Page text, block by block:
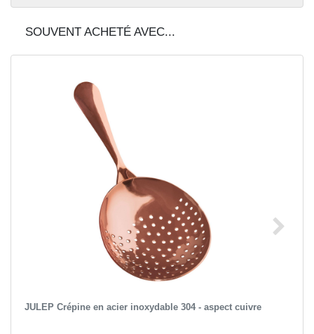
SOUVENT ACHETÉ AVEC...
JULEP Crépine en acier inoxydable 304 - aspect cuivre